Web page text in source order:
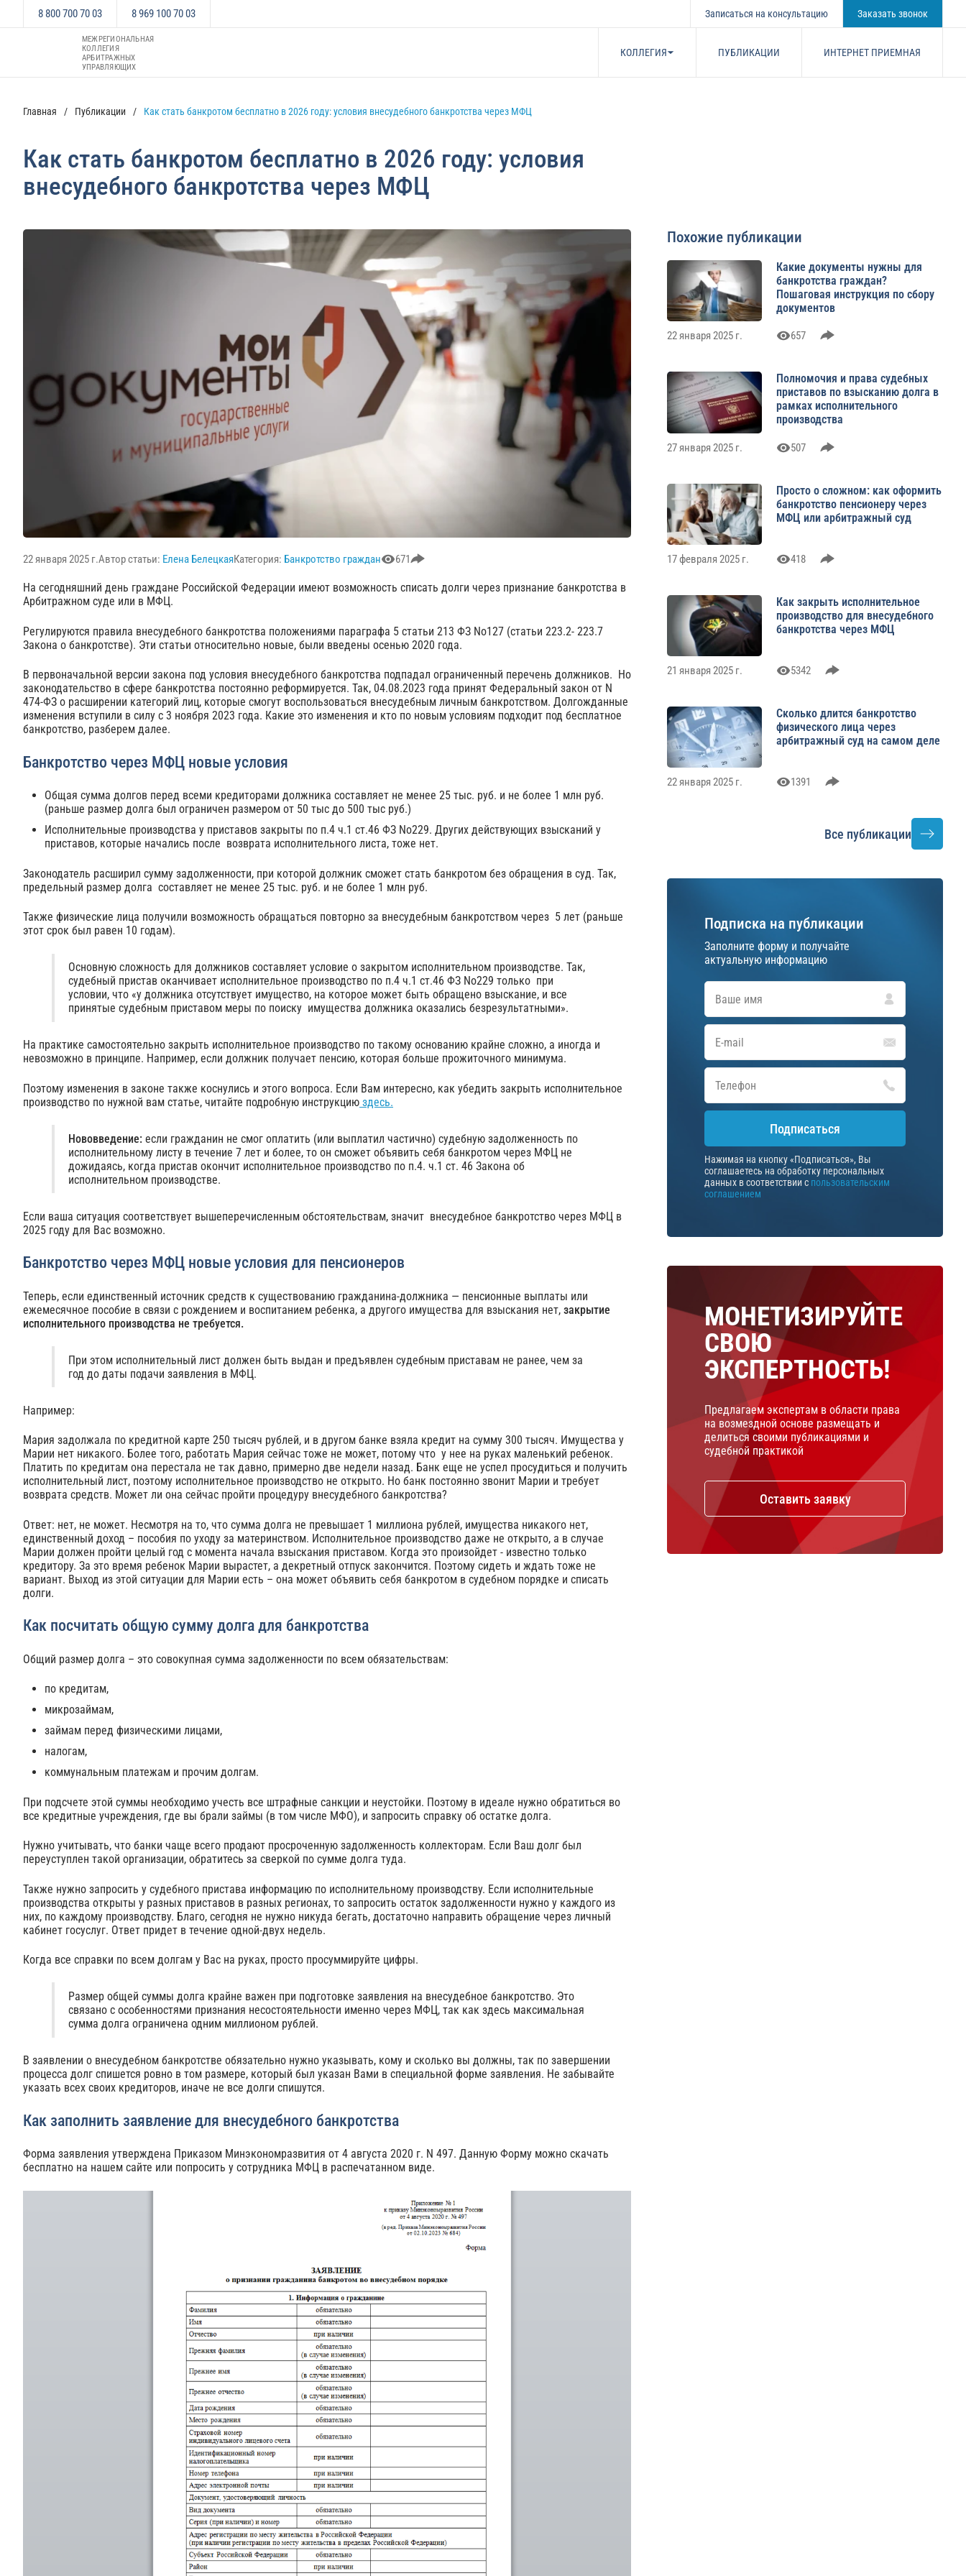
8 800 700 70 03 8 969 100 70 03 Записаться на консультацию Заказать звонок
МЕЖРЕГИОНАЛЬНАЯ
КОЛЛЕГИЯ
АРБИТРАЖНЫХ
УПРАВЛЯЮЩИХ
КОЛЛЕГИЯ ПУБЛИКАЦИИ ИНТЕРНЕТ ПРИЕМНАЯ
Главная Публикации Как стать банкротом бесплатно в 2026 году: условия внесудебного банкротства через МФЦ
Как стать банкротом бесплатно в 2026 году: условия
внесудебного банкротства через МФЦ
22 января 2025 г.Автор статьи: Елена БелецкаяКатегория: Банкротство граждан 671
На сегодняшний день граждане Российской Федерации имеют возможность списать долги через признание банкротства в
Арбитражном суде или в МФЦ.
Регулируются правила внесудебного банкротства положениями параграфа 5 статьи 213 ФЗ No127 (статьи 223.2- 223.7
Закона о банкротстве). Эти статьи относительно новые, были введены осенью 2020 года.
В первоначальной версии закона под условия внесудебного банкротства подпадал ограниченный перечень должников. Но
законодательство в сфере банкротства постоянно реформируется. Так, 04.08.2023 года принят Федеральный закон от N
474-ФЗ о расширении категорий лиц, которые смогут воспользоваться внесудебным личным банкротством. Долгожданные
изменения вступили в силу с 3 ноября 2023 года. Какие это изменения и кто по новым условиям подходит под бесплатное
банкротство, разберем далее.
Банкротство через МФЦ новые условия
Общая сумма долгов перед всеми кредиторами должника составляет не менее 25 тыс. руб. и не более 1 млн руб.
(раньше размер долга был ограничен размером от 50 тыс до 500 тыс руб.)
Исполнительные производства у приставов закрыты по п.4 ч.1 ст.46 ФЗ No229. Других действующих взысканий у
приставов, которые начались после возврата исполнительного листа, тоже нет.
Законодатель расширил сумму задолженности, при которой должник сможет стать банкротом без обращения в суд. Так,
предельный размер долга составляет не менее 25 тыс. руб. и не более 1 млн руб.
Также физические лица получили возможность обращаться повторно за внесудебным банкротством через 5 лет (раньше
этот срок был равен 10 годам).
Основную сложность для должников составляет условие о закрытом исполнительном производстве. Так,
судебный пристав оканчивает исполнительное производство по п.4 ч.1 ст.46 ФЗ No229 только при
условии, что «у должника отсутствует имущество, на которое может быть обращено взыскание, и все
принятые судебным приставом меры по поиску имущества должника оказались безрезультатными».
На практике самостоятельно закрыть исполнительное производство по такому основанию крайне сложно, а иногда и
невозможно в принципе. Например, если должник получает пенсию, которая больше прожиточного минимума.
Поэтому изменения в законе также коснулись и этого вопроса. Если Вам интересно, как убедить закрыть исполнительное
производство по нужной вам статье, читайте подробную инструкцию здесь.
Нововведение:если гражданин не смог оплатить (или выплатил частично) судебную задолженность по
исполнительному листу в течение 7 лет и более, то он сможет объявить себя банкротом через МФЦ не
дожидаясь, когда пристав окончит исполнительное производство по п.4. ч.1 ст. 46 Закона об
исполнительном производстве.
Если ваша ситуация соответствует вышеперечисленным обстоятельствам, значит внесудебное банкротство через МФЦ в
2025 году для Вас возможно.
Банкротство через МФЦ новые условия для пенсионеров
Теперь, если единственный источник средств к существованию гражданина-должника — пенсионные выплаты или
ежемесячное пособие в связи с рождением и воспитанием ребенка, а другого имущества для взыскания нет, закрытие
исполнительного производства не требуется.
При этом исполнительный лист должен быть выдан и предъявлен судебным приставам не ранее, чем за
год до даты подачи заявления в МФЦ.
Например:
Мария задолжала по кредитной карте 250 тысяч рублей, и в другом банке взяла кредит на сумму 300 тысяч. Имущества у
Марии нет никакого. Более того, работать Мария сейчас тоже не может, потому что у нее на руках маленький ребенок.
Платить по кредитам она перестала не так давно, примерно две недели назад. Банк еще не успел просудиться и получить
исполнительный лист, поэтому исполнительное производство не открыто. Но банк постоянно звонит Марии и требует
возврата средств. Может ли она сейчас пройти процедуру внесудебного банкротства?
Ответ: нет, не может. Несмотря на то, что сумма долга не превышает 1 миллиона рублей, имущества никакого нет,
единственный доход – пособия по уходу за материнством. Исполнительное производство даже не открыто, а в случае
Марии должен пройти целый год с момента начала взыскания приставом. Когда это произойдет - известно только
кредитору. За это время ребенок Марии вырастет, а декретный отпуск закончится. Поэтому сидеть и ждать тоже не
вариант. Выход из этой ситуации для Марии есть – она может объявить себя банкротом в судебном порядке и списать
долги.
Как посчитать общую сумму долга для банкротства
Общий размер долга – это совокупная сумма задолженности по всем обязательствам:
по кредитам,
микрозаймам,
займам перед физическими лицами,
налогам,
коммунальным платежам и прочим долгам.
При подсчете этой суммы необходимо учесть все штрафные санкции и неустойки. Поэтому в идеале нужно обратиться во
все кредитные учреждения, где вы брали займы (в том числе МФО), и запросить справку об остатке долга.
Нужно учитывать, что банки чаще всего продают просроченную задолженность коллекторам. Если Ваш долг был
переуступлен такой организации, обратитесь за сверкой по сумме долга туда.
Также нужно запросить у судебного пристава информацию по исполнительному производству. Если исполнительные
производства открыты у разных приставов в разных регионах, то запросить остаток задолженности нужно у каждого из
них, по каждому производству. Благо, сегодня не нужно никуда бегать, достаточно направить обращение через личный
кабинет госуслуг. Ответ придет в течение одной-двух недель.
Когда все справки по всем долгам у Вас на руках, просто просуммируйте цифры.
Размер общей суммы долга крайне важен при подготовке заявления на внесудебное банкротство. Это
связано с особенностями признания несостоятельности именно через МФЦ, так как здесь максимальная
сумма долга ограничена одним миллионом рублей.
В заявлении о внесудебном банкротстве обязательно нужно указывать, кому и сколько вы должны, так по завершении
процесса долг спишется ровно в том размере, который был указан Вами в специальной форме заявления. Не забывайте
указать всех своих кредиторов, иначе не все долги спишутся.
Как заполнить заявление для внесудебного банкротства
Форма заявления утверждена Приказом Минэкономразвития от 4 августа 2020 г. N 497. Данную Форму можно скачать
бесплатно на нашем сайте или попросить у сотрудника МФЦ в распечатанном виде.
Похожие публикации
Какие документы нужны для
банкротства граждан?
Пошаговая инструкция по сбору
документов
22 января 2025 г. 657
Полномочия и права судебных
приставов по взысканию долга в
рамках исполнительного
производства
27 января 2025 г. 507
Просто о сложном: как оформить
банкротство пенсионеру через
МФЦ или арбитражный суд
17 февраля 2025 г. 418
Как закрыть исполнительное
производство для внесудебного
банкротства через МФЦ
21 января 2025 г. 5342
Сколько длится банкротство
физического лица через
арбитражный суд на самом деле
22 января 2025 г. 1391
Все публикации
Подписка на публикации
Заполните форму и получайте
актуальную информацию
Подписаться
Нажимая на кнопку «Подписаться», Вы
соглашаетесь на обработку персональных
данных в соответствии с пользовательским
соглашением
МОНЕТИЗИРУЙТЕ
СВОЮ
ЭКСПЕРТНОСТЬ!
Предлагаем экспертам в области права
на возмездной основе размещать и
делиться своими публикациями и
судебной практикой
Оставить заявку